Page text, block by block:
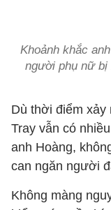
Khoảnh khắc
người phụ nữ bị
Dù thời điểm xảy
Tray vẫn có
anh Hoàng,
can ngăn người
Không màng